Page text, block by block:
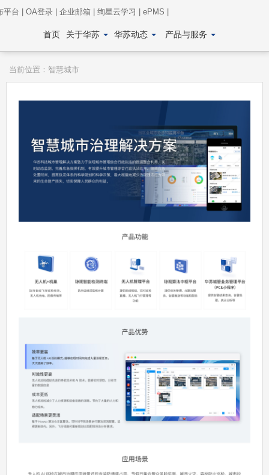
平台 OA登录| 企业邮箱 绚星云学习 ePMS
首页 关于华苏 华苏动态 产品与服务
当前位置： 智慧城市